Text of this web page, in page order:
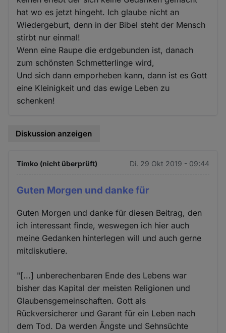
hat wo es jetzt hingeht. Ich glaube nicht an
Wiedergeburt, denn in der Bibel steht der Mensch
stirbt nur einmal!
Wenn eine Raupe die erdgebunden ist, danach
zum schönsten Schmetterlinge wird,
Und sich dann emporheben kann, dann ist es Gott
eine Kleinigkeit und das ewige Leben zu
schenken!
Diskussion anzeigen
Timko (nicht überprüft) Di. 29 Okt 2019 - 09:44
Guten Morgen und danke für
Guten Morgen und danke für diesen Beitrag, den
ich interessant finde, weswegen ich hier auch
meine Gedanken hinterlegen will und auch gerne
mitdiskutiere.
"[...] unberechenbaren Ende des Lebens war
bisher das Kapital der meisten Religionen und
Glaubensgemeinschaften. Gott als
Rückversicherer und Garant für ein Leben nach
dem Tod. Da werden Ängste und Sehnsüchte